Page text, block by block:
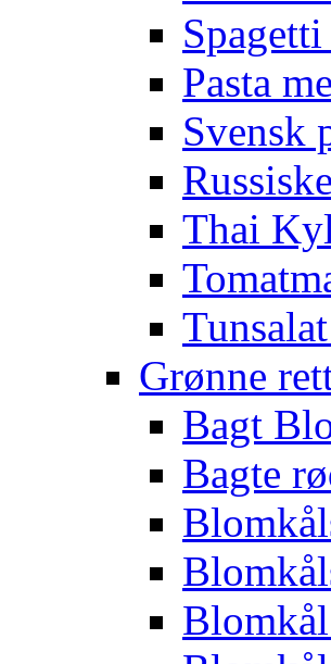
Pasta
Svensk
Thai
Grønne
Bagt
Bagte